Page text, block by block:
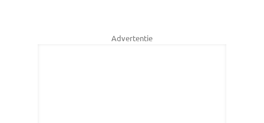
Advertentie